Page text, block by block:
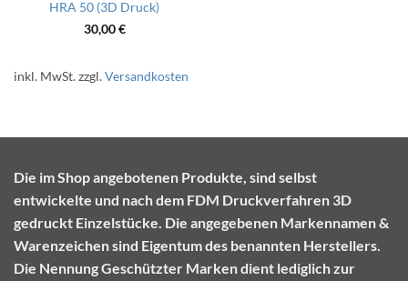
HRA 50 (3D Druck)
30,00€
inkl. MwSt.zzgl.Versandkosten
Die im Shop angebotenen Produkte, sind selbst
entwickelte und nach dem FDM Druckverfahren 3D
gedruckt Einzelstücke. Die angegebenen Markennamen &
Warenzeichen sind Eigentum des benannten Herstellers.
Die Nennung Geschützter Marken dient lediglich zur